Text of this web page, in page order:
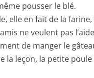
pousser le blé.
elle en fait de la
ne veulent pas
de manger le
la leçon, la petite